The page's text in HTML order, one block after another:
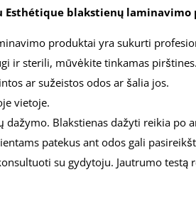
Esthétique blakstienų laminavimo
produktai yra sukurti
ir sterili, mūvėkite tinkamas pirštines.
ar sužeistos odos ar šalia jos.
vietoje.
dažymo. Blakstienas dažyti reikia po
patekus ant odos gali
su gydytoju. Jautrumo